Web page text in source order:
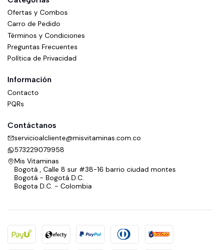
Ofertas y Combos
Carro de Pedido
Términos y Condiciones
Preguntas Frecuentes
Política de Privacidad
Información
Contacto
PQRs
Contáctanos
servicioalcliente@misvitaminas.com.co
573229079958
Mis Vitaminas
Bogotá , Calle 8 sur #38-16 barrio ciudad montes
Bogotá - Bogotá D.C.
Bogota D.C. - Colombia